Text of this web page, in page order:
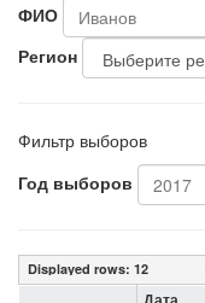
ФИО
Регион
Фильтр выборов
Год выборов
Displayed rows: 12